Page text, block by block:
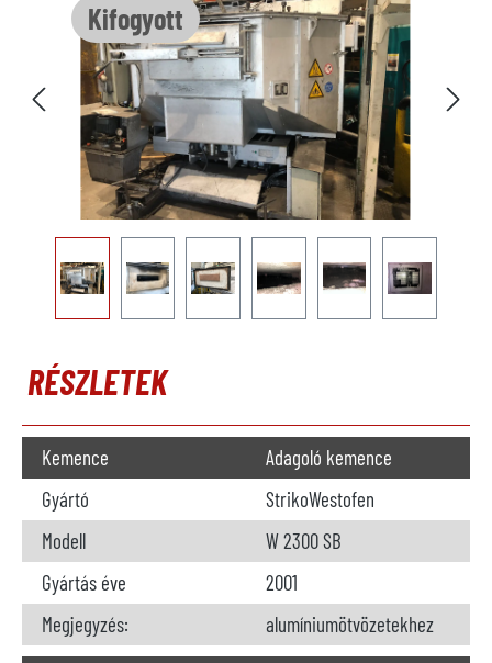
Kifogyott
RÉSZLETEK
Kemence
Adagoló kemence
Gyártó
StrikoWestofen
Modell
W 2300 SB
Gyártás éve
2001
Megjegyzés:
alumíniumötvözetekhez